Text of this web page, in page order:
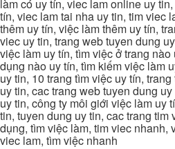
làm có uy tín, viec lam online uy
tín, viec lam tai nha uy tin, tim viec
thêm uy tín, việc làm thêm uy tín,
viec uy tin, trang web tuyen dung
việc làm uy tín, tìm việc ở trang
dụng nào uy tín, tìm kiếm việc làm
uy tin, 10 trang tìm việc uy tín,
uy tin, cac trang web tuyen dung
uy tin, công ty môi giới việc làm uy
tin, tuyen dung uy tin, cac trang tim
dụng, tìm việc làm, tim viec nhanh,
viec lam, tìm việc nhanh